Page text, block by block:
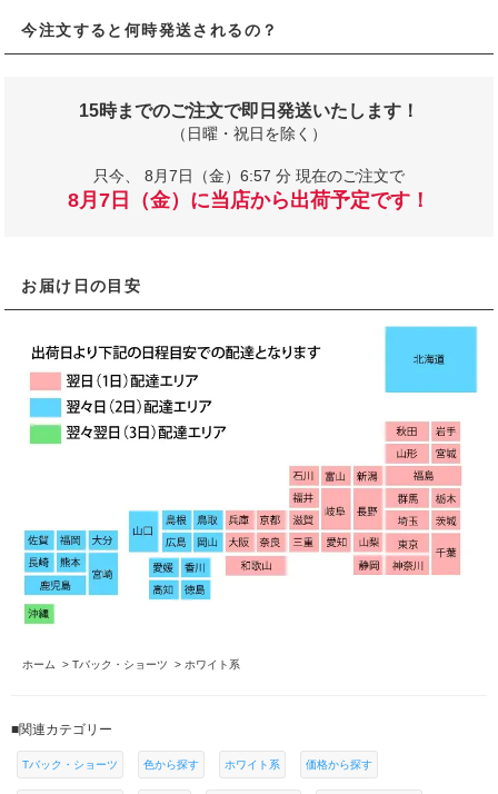
今注文すると何時発送されるの？
15時までのご注文で即日発送いたします！
（日曜・祝日を除く）
只今、 8月7日（金）6:57 分 現在のご注文で
8月7日（金）に当店から出荷予定です！
お届け日の目安
ホーム > Tバック・ショーツ > ホワイト系
■関連カテゴリー
Tバック・ショーツ 色から探す ホワイト系 価格から探す